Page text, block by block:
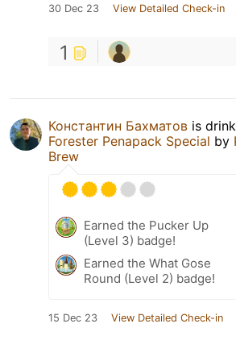
30 Dec 23 View Detailed Check-in
1
Константин Бахматов is
Forester Penapack Special by
Brew
Earned the Pucker Up
(Level 3) badge!
Earned the What Gose
Round (Level 2) badge!
15 Dec 23 View Detailed Check-in